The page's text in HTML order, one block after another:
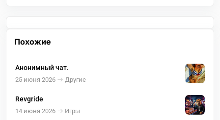
Похожие
Анонимный чат.
25 июня 2026 Другие
Revgride
14 июня 2026 Игры